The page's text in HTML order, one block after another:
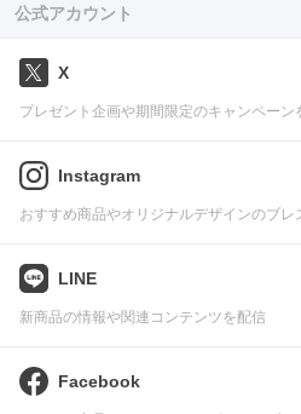
公式アカウント
X
プレゼント企画や期間限定のキャンペーン
Instagram
おすすめ商品やオリジナルデザインのブレ
LINE
新商品の情報や関連コンテンツを配信
Facebook